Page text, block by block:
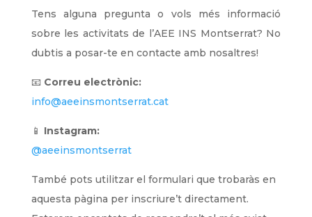
Tens alguna pregunta o vols més informació
sobre les activitats de l’AEE INS Montserrat? No
dubtis a posar-te en contacte amb nosaltres!
📧 Correu electrònic:
info@aeeinsmontserrat.cat
📱 Instagram:
@aeeinsmontserrat
També pots utilitzar el formulari que trobaràs en
aquesta pàgina per inscriure’t directament.